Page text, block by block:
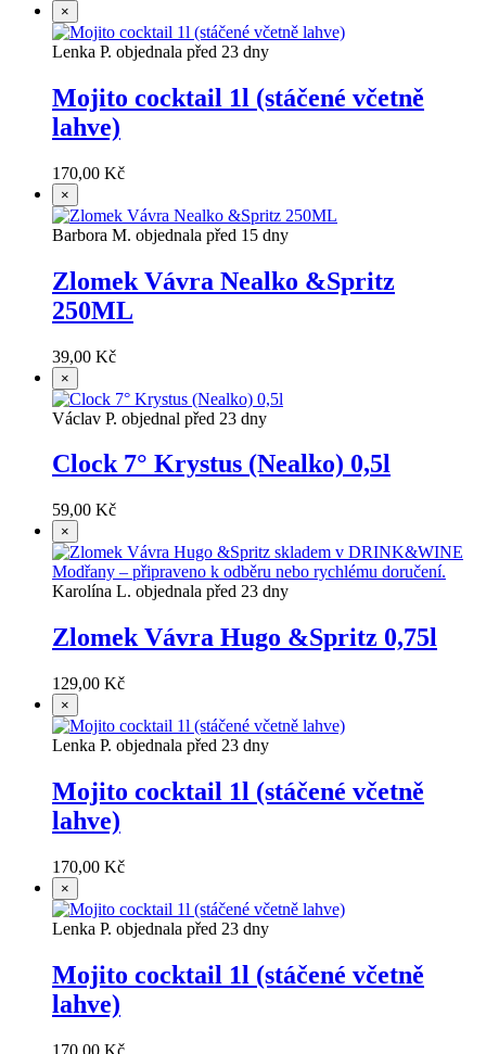
×
Lenka P. objednala před 23 dny
Mojito cocktail 1l (stáčené včetně
lahve)
170,00 Kč
×
Barbora M. objednala před 15 dny
Zlomek Vávra Nealko &Spritz
250ML
39,00 Kč
×
Václav P. objednal před 23 dny
Clock 7° Krystus (Nealko) 0,5l
59,00 Kč
×
Karolína L. objednala před 23 dny
Zlomek Vávra Hugo &Spritz 0,75l
129,00 Kč
×
Lenka P. objednala před 23 dny
Mojito cocktail 1l (stáčené včetně
lahve)
170,00 Kč
×
Lenka P. objednala před 23 dny
Mojito cocktail 1l (stáčené včetně
lahve)
170,00 Kč